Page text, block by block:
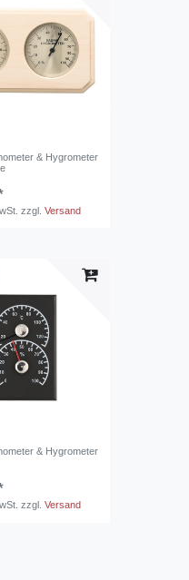
& Hygrometer
zzgl.Versand
& Hygrometer
zzgl.Versand